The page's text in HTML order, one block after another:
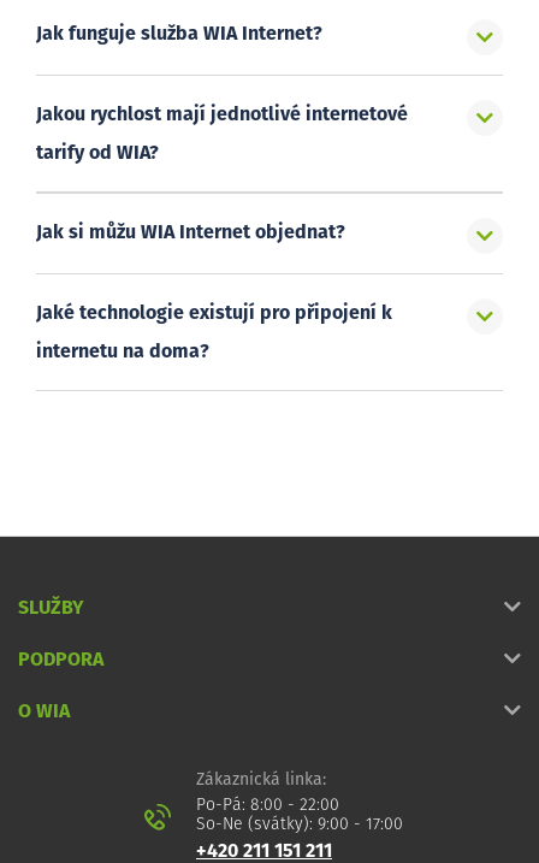
Jak funguje služba WIA Internet?
Jakou rychlost mají jednotlivé internetové
tarify od WIA?
Jak si můžu WIA Internet objednat?
Jaké technologie existují pro připojení k
internetu na doma?
SLUŽBY
PODPORA
O WIA
Zákaznická linka:
Po-Pá: 8:00 - 22:00
So-Ne (svátky): 9:00 - 17:00
+420 211 151 211